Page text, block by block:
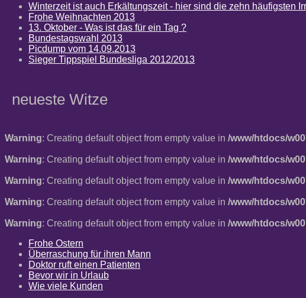
Winterzeit ist auch Erkältungszeit - hier sind die zehn häufigsten
Frohe Weihnachten 2013
13. Oktober - Was ist das für ein Tag ?
Bundestagswahl 2013
Picdump vom 14.09.2013
Sieger Tippspiel Bundesliga 2012/2013
neueste Witze
Warning: Creating default object from empty value in /www/htdocs/
Warning: Creating default object from empty value in /www/htdocs/
Warning: Creating default object from empty value in /www/htdocs/
Warning: Creating default object from empty value in /www/htdocs/
Warning: Creating default object from empty value in /www/htdocs/
Frohe Ostern
Überraschung für ihren Mann
Doktor ruft einen Patienten
Bevor wir in Urlaub
Wie viele Kunden